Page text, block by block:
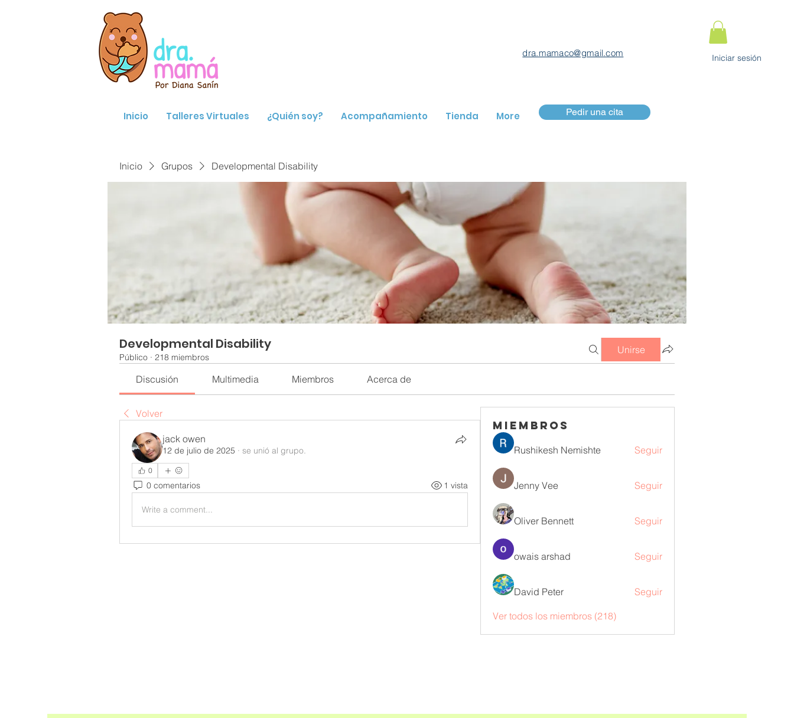
dra.mamaco@gmail.com Iniciar sesión
Inicio Talleres Virtuales ¿Quién soy? Acompañamiento Tienda More Pedir una cita
Inicio Grupos Developmental Disability
Developmental Disability
Público · 218 miembros
Unirse
Discusión Multimedia Miembros Acerca de
Volver
jack owen
12 de julio de 2025 · se unió al grupo.
0
0 comentarios 1 vista
Write a comment...
Miembros
Rushikesh Nemishte Seguir
Jenny Vee Seguir
Oliver Bennett Seguir
owais arshad Seguir
David Peter Seguir
Ver todos los miembros (218)